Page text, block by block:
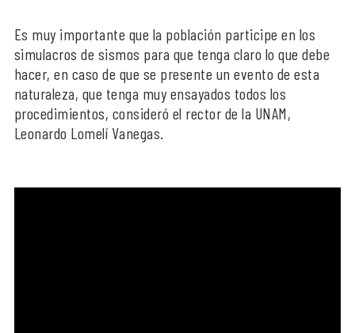
Es muy importante que la población participe en los
simulacros de sismos para que tenga claro lo que debe
hacer, en caso de que se presente un evento de esta
naturaleza, que tenga muy ensayados todos los
procedimientos, consideró el rector de la UNAM,
Leonardo Lomelí Vanegas.